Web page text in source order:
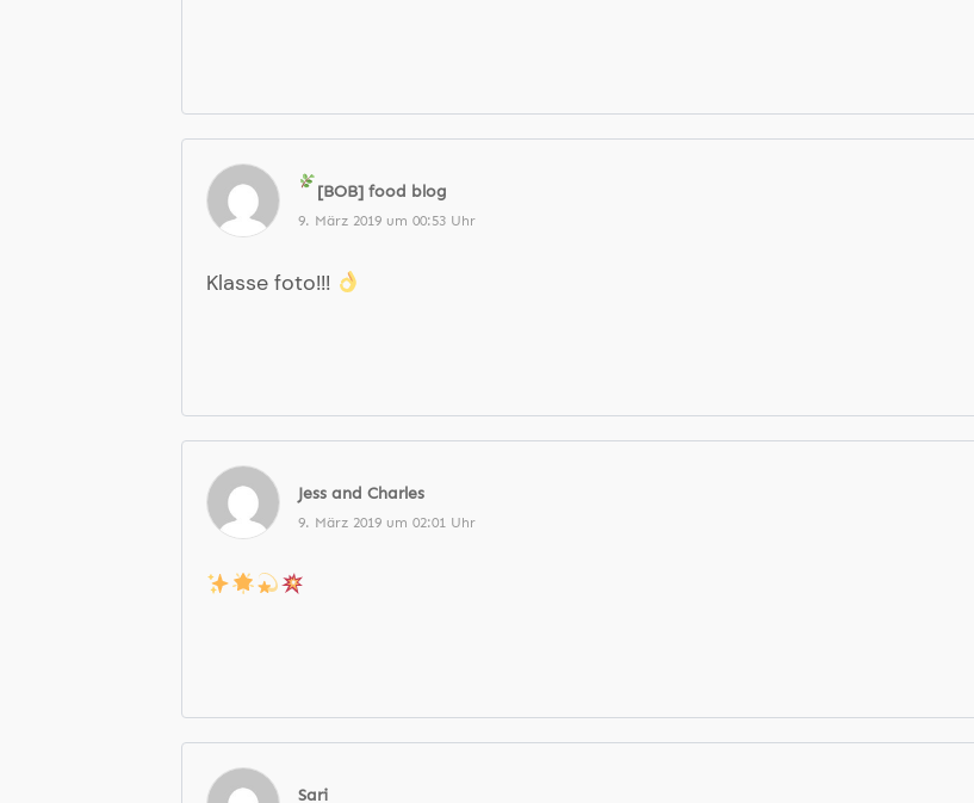
[BOB] food blog
9. März 2019 um 00:53 Uhr
Klasse foto!!!
Jess and Charles
9. März 2019 um 02:01 Uhr
Sari